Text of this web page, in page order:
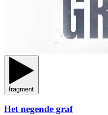
fragment
Het negende graf